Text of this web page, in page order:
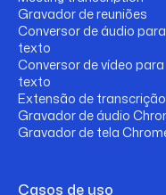
Gravador de reuniões
Conversor de áudio para
texto
Conversor de vídeo para
texto
Extensão de transcrição
Gravador de áudio
Gravador de tela
Casos de uso